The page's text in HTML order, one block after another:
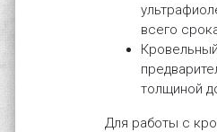
всего
толщиной
Для работы с